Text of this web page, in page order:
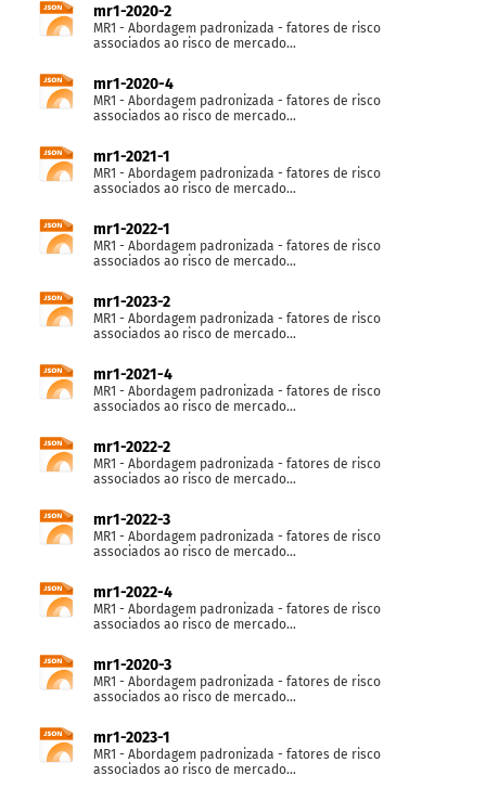
mr1-2020-2
MR1 - Abordagem padronizada - fatores de risco
associados ao risco de mercado...
mr1-2020-4
MR1 - Abordagem padronizada - fatores de risco
associados ao risco de mercado...
mr1-2021-1
MR1 - Abordagem padronizada - fatores de risco
associados ao risco de mercado...
mr1-2022-1
MR1 - Abordagem padronizada - fatores de risco
associados ao risco de mercado...
mr1-2023-2
MR1 - Abordagem padronizada - fatores de risco
associados ao risco de mercado...
mr1-2021-4
MR1 - Abordagem padronizada - fatores de risco
associados ao risco de mercado...
mr1-2022-2
MR1 - Abordagem padronizada - fatores de risco
associados ao risco de mercado...
mr1-2022-3
MR1 - Abordagem padronizada - fatores de risco
associados ao risco de mercado...
mr1-2022-4
MR1 - Abordagem padronizada - fatores de risco
associados ao risco de mercado...
mr1-2020-3
MR1 - Abordagem padronizada - fatores de risco
associados ao risco de mercado...
mr1-2023-1
MR1 - Abordagem padronizada - fatores de risco
associados ao risco de mercado...